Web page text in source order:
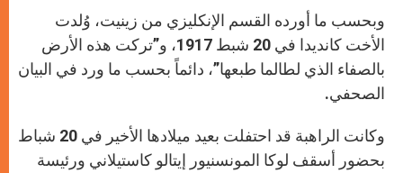
وبحسب ما أورده القسم الإنكليزي من زينيت، وُلدت
الأخت كانديدا في 20 شبط 1917، و”تركت هذه الأرض
بالصفاء الذي لطالما طبعها”، دائماً بحسب ما ورد في البيان
الصحفي.
وكانت الراهبة قد احتفلت بعيد ميلادها الأخير في 20 شباط
بحضور أسقف لوكا المونسنيور إيتالو كاستيلاني ورئيسة